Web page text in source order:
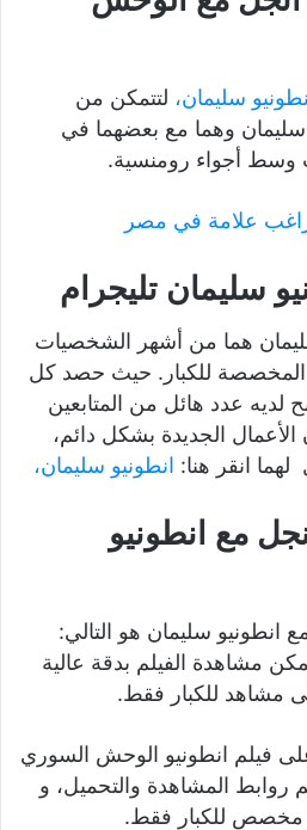
سليمان، لتتمكن من
سليمان وهما مع بعضهما في
وسط أجواء رومنسية.
علامة في مصر
سليمان تليجرام
سليمان هما من أشهر الشخصيات
المخصصة للكبار. حيث حصد كل
لديه عدد هائل من المتابعين
الجديدة بشكل دائم،
انقر هنا: انطونيو سليمان،
مع انطونيو
انطونيو سليمان هو التالي:
مشاهدة الفيلم بدقة عالية
مشاهد للكبار فقط.
فيلم انطونيو الوحش السوري
روابط المشاهدة والتحميل، و
مخصص للكبار فقط.